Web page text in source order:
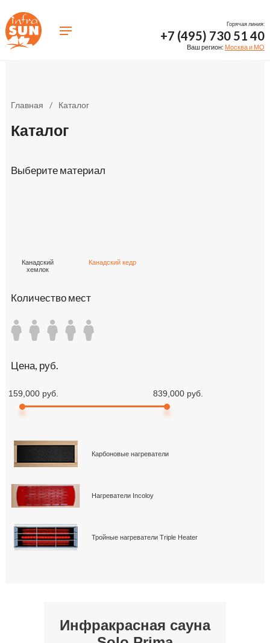
Горячая линия:
+7 (495) 730 51 40
Ваш регион: Москва и МО
Главная / Каталог
Каталог
Выберите материал
Канадский
хемлок
Канадский кедр
Количество мест
Цена, руб.
159,000 руб. 839,000 руб.
Карбоновые нагреватели
Нагреватели Incoloy
Тройные нагреватели Triple Heater
Инфракрасная сауна